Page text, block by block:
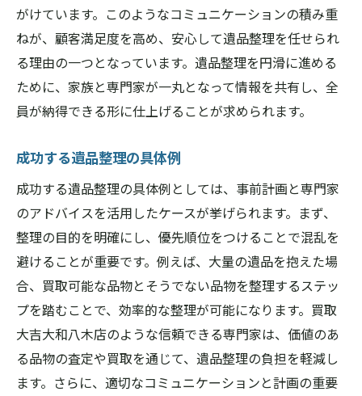
がけています。このようなコミュニケーションの積み重
ねが、顧客満足度を高め、安心して遺品整理を任せられ
る理由の一つとなっています。遺品整理を円滑に進める
ために、家族と専門家が一丸となって情報を共有し、全
員が納得できる形に仕上げることが求められます。
成功する遺品整理の具体例
成功する遺品整理の具体例としては、事前計画と専門家
のアドバイスを活用したケースが挙げられます。まず、
整理の目的を明確にし、優先順位をつけることで混乱を
避けることが重要です。例えば、大量の遺品を抱えた場
合、買取可能な品物とそうでない品物を整理するステッ
プを踏むことで、効率的な整理が可能になります。買取
大吉大和八木店のような信頼できる専門家は、価値のあ
る品物の査定や買取を通じて、遺品整理の負担を軽減し
ます。さらに、適切なコミュニケーションと計画の重要